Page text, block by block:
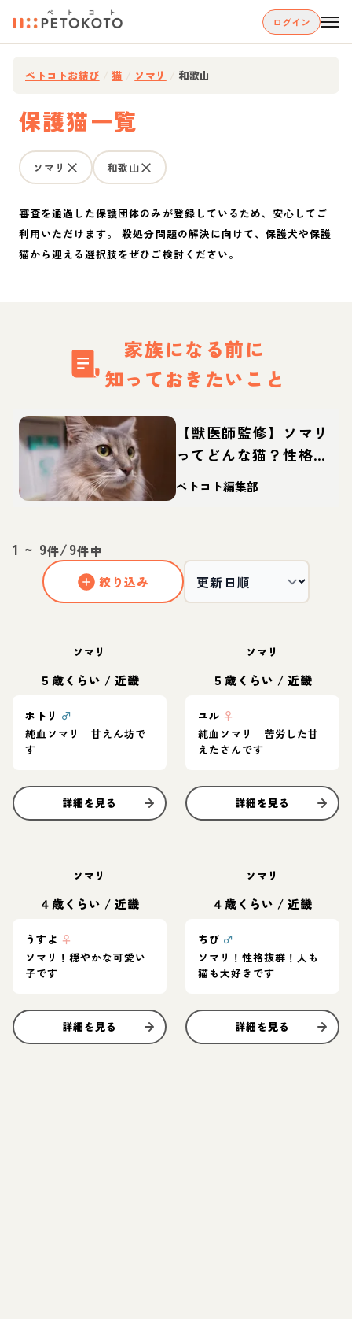
ログイン
ペトコトお結び 猫 ソマリ 和歌山
保護猫一覧
ソマリ 和歌山
審査を通過した保護団体のみが登録しているため、安心してご
利用いただけます。 殺処分問題の解決に向けて、保護犬や保護
猫から迎える選択肢をぜひご検討ください。
家族になる前に
知っておきたいこと
【獣医師監修】ソマリ
ってどんな猫？性格・
体重・寿命の特徴・迎
え方
ペトコト編集部
1 ~ 9件/9件中
絞り込み
ソマリ
５歳くらい /近畿
ホトリ ♂
純血ソマリ 甘えん坊で
す
詳細を見る
ソマリ
５歳くらい /近畿
ユル ♀
純血ソマリ 苦労した甘
えたさんです
詳細を見る
ソマリ
４歳くらい /近畿
うすよ ♀
ソマリ！穏やかな可愛い
子です
詳細を見る
ソマリ
４歳くらい /近畿
ちび ♂
ソマリ！性格抜群！人も
猫も大好きです
詳細を見る